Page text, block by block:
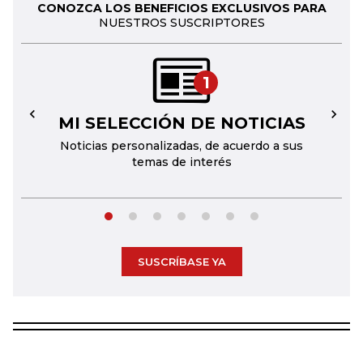
CONOZCA LOS BENEFICIOS EXCLUSIVOS PARA
NUESTROS SUSCRIPTORES
1
MI SELECCIÓN DE NOTICIAS
Noticias personalizadas, de acuerdo a sus
temas de interés
← →
SUSCRÍBASE YA